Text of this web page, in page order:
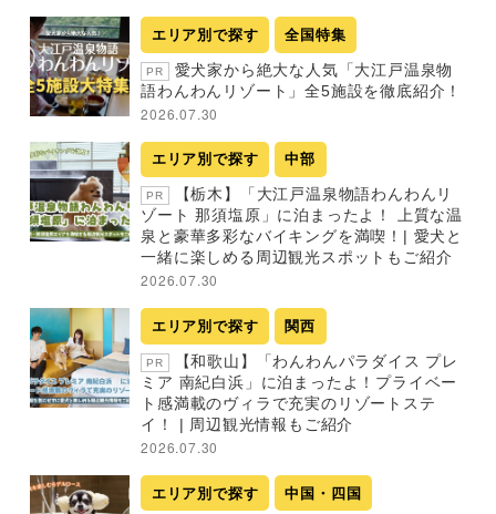
エリア別で探す 全国特集
PR
愛犬家から絶大な人気「大江戸温泉物
語わんわんリゾート」全5施設を徹底紹介！
2026.07.30
エリア別で探す 中部
PR
【栃木】「大江戸温泉物語わんわんリ
ゾート 那須塩原」に泊まったよ！ 上質な温
泉と豪華多彩なバイキングを満喫！| 愛犬と
一緒に楽しめる周辺観光スポットもご紹介
2026.07.30
エリア別で探す 関西
PR
【和歌山】「わんわんパラダイス プレ
ミア 南紀白浜」に泊まったよ！プライベー
ト感満載のヴィラで充実のリゾートステ
イ！ | 周辺観光情報もご紹介
2026.07.30
エリア別で探す 中国・四国